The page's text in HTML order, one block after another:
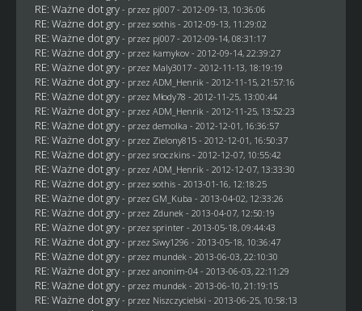
RE: Ważne dot gry - przez pj007- 2012-09-13, 10:36:06
RE: Ważne dot gry - przez sothis- 2012-09-13, 11:29:02
RE: Ważne dot gry - przez pj007- 2012-09-14, 08:31:17
RE: Ważne dot gry - przez kamykov- 2012-09-14, 22:39:27
RE: Ważne dot gry - przez Maly3017- 2012-11-13, 18:19:19
RE: Ważne dot gry - przez ADM_Henrik - 2012-11-15, 21:57:16
RE: Ważne dot gry - przez Młody78 - 2012-11-25, 13:00:44
RE: Ważne dot gry - przez ADM_Henrik - 2012-11-25, 13:52:23
RE: Ważne dot gry - przez demolka - 2012-12-01, 16:36:57
RE: Ważne dot gry - przez Zielony815- 2012-12-01, 16:50:37
RE: Ważne dot gry - przez sroczkins- 2012-12-07, 10:55:42
RE: Ważne dot gry - przez ADM_Henrik - 2012-12-07, 13:33:30
RE: Ważne dot gry - przez sothis- 2013-01-16, 12:18:25
RE: Ważne dot gry - przez GM_Kuba - 2013-04-02, 12:33:26
RE: Ważne dot gry - przez Zdunek - 2013-04-07, 12:50:19
RE: Ważne dot gry - przez sprinter - 2013-05-18, 09:44:43
RE: Ważne dot gry - przez Siwy1296 - 2013-05-18, 10:36:47
RE: Ważne dot gry - przez mundek - 2013-06-03, 22:10:30
RE: Ważne dot gry - przez anonim-04 - 2013-06-03, 22:11:29
RE: Ważne dot gry - przez mundek - 2013-06-10, 21:19:15
RE: Ważne dot gry - przez Niszczycielski - 2013-06-25, 10:58:13